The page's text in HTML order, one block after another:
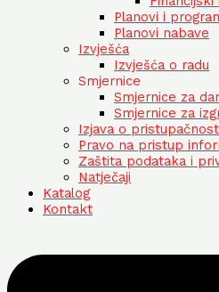
Planovi i
Planovi nabave
Izvješća
Izvješća o radu
Smjernice
Smjernice za
Smjernice za
Izjava o
Pravo na pristup
Zaštita podataka i
Natječaji
Katalog
Kontakt